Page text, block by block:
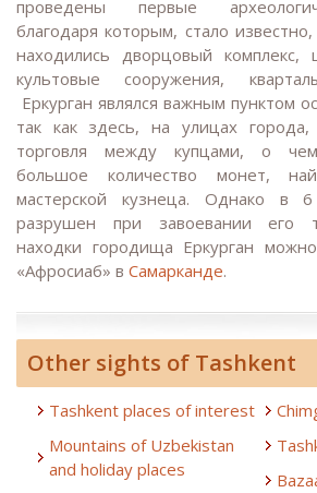
проведены первые
благодаря которым, стало
находились дворцовый комплекс,
культовые сооружения,
Еркурган являлся важным пунктом
так как здесь, на улицах города,
торговля между купцами, о чем
большое количество монет,
мастерской кузнеца. Однако в
разрушен при завоевании его
находки городища Еркурган
«Афросиаб» в Самарканде.
Other sights of Tashkent
Tashkent places of interest
Mountains of Uzbekistan
and holiday places